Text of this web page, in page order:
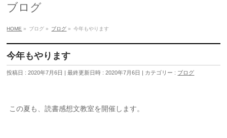
ブログ
HOME » ブログ » ブログ » 今年もやります
今年もやります
投稿日 : 2020年7月6日 最終更新日時 : 2020年7月6日 カテゴリー : ブログ
この夏も、読書感想文教室を開催します。